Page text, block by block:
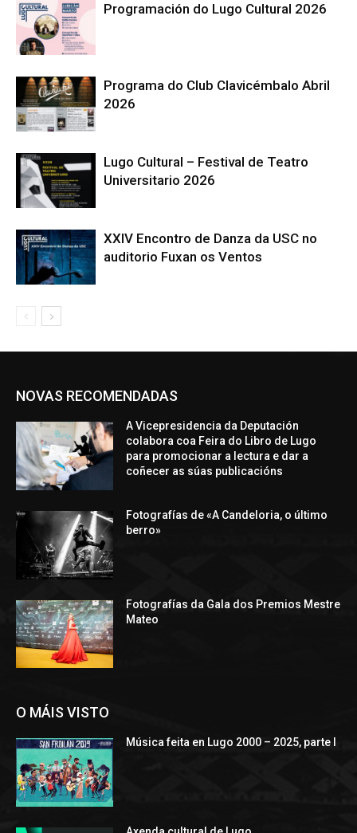
Programación do Lugo Cultural 2026
Programa do Club Clavicémbalo Abril
2026
Lugo Cultural – Festival de Teatro
Universitario 2026
XXIV Encontro de Danza da USC no
auditorio Fuxan os Ventos
NOVAS RECOMENDADAS
A Vicepresidencia da Deputación
colabora coa Feira do Libro de Lugo
para promocionar a lectura e dar a
coñecer as súas publicacións
Fotografías de «A Candeloria, o último
berro»
Fotografías da Gala dos Premios Mestre
Mateo
O MÁIS VISTO
Música feita en Lugo 2000 – 2025, parte I